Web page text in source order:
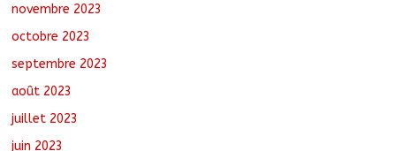
novembre 2023
octobre 2023
septembre 2023
août 2023
juillet 2023
juin 2023